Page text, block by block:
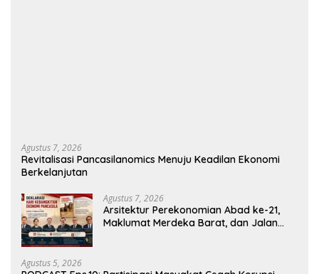
Agustus 7, 2026
Revitalisasi Pancasilanomics Menuju Keadilan Ekonomi
Berkelanjutan
Agustus 7, 2026
Arsitektur Perekonomian Abad ke-21,
Maklumat Merdeka Barat, dan Jalan
Agustus 5, 2026